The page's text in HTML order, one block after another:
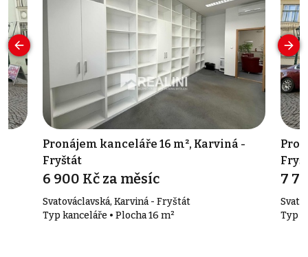
Pronájem kanceláře 16 m², Karviná -
Fryštát
6 900 Kč za měsíc
Svatováclavská, Karviná - Fryštát
Typ kanceláře • Plocha 16 m²
7
Typ